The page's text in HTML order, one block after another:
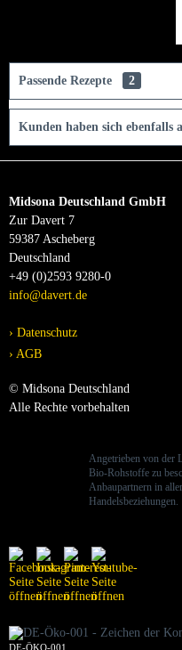
Passende Rezepte 2
Kunden haben sich ebenfalls
Midsona Deutschland GmbH
Zur Davert 7
59387 Ascheberg
Deutschland
+49 (0)2593 9280-0
info@davert.de
Datenschutz
AGB
© Midsona Deutschland
Alle Rechte vorbehalten
Angetrieben von der
Bio-Rohstoffe zu
Anbaupartnern in
Handelsbeziehungen.
DE-ÖKO-001